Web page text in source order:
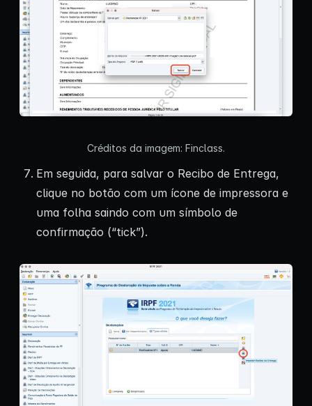
Créditos da imagem: Finclass.
Em seguida, para salvar o Recibo de Entrega,
clique no botão com um ícone de impressora e
uma folha saindo com um símbolo de
confirmação (“tick”).